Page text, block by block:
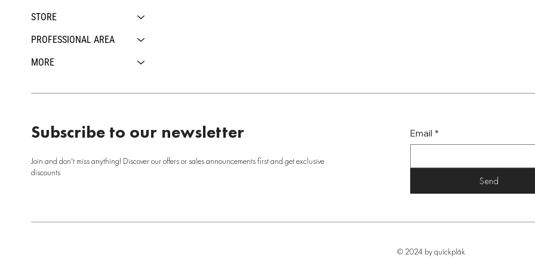
STORE
PROFESSIONAL AREA
MORE
Subscribe to our newsletter
Join and don't miss anything! Discover our offers or sales announcements first and get exclusive
discounts
Email *
Send
© 2024 by quîckplâk